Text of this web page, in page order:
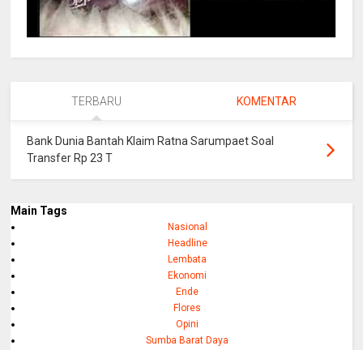
TERBARU KOMENTAR
Bank Dunia Bantah Klaim Ratna Sarumpaet Soal
Transfer Rp 23 T
Main Tags
Nasional
Headline
Lembata
Ekonomi
Ende
Flores
Opini
Sumba Barat Daya